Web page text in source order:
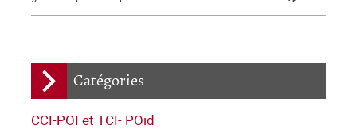
Catégories
CCI-POI et TCI- POid